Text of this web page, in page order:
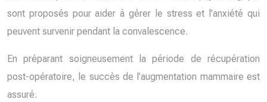
sont proposés pour aider à gérer le stress et l’anxiété qui
peuvent survenir pendant la convalescence.
En préparant soigneusement la période de récupération
post-opératoire, le succès de l’augmentation mammaire est
assuré.